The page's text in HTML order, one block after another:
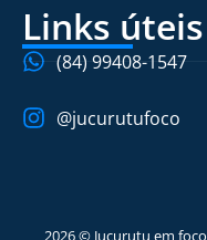
Links úteis
(84) 99408-1547
@jucurutufoco
2026 © Jucurutu em foco